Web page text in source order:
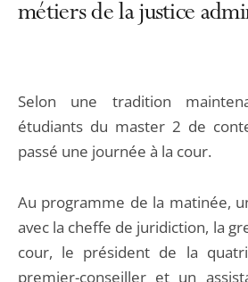
métiers de la justice
Selon une tradition
étudiants du master 2 de
passé une journée à la cour.
Au programme de la matinée,
avec la cheffe de juridiction, la
cour, le président de la
premier-conseiller et un